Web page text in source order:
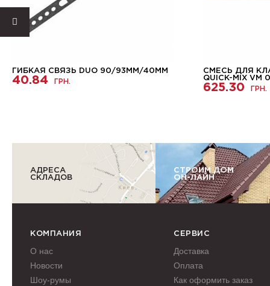
ГИБКАЯ СВЯЗЬ DUO 90/93ММ/40ММ
40.84 ГРН.
СМЕСЬ ДЛЯ
QUICK-MIX VM
625.30 ГРН.
АДРЕСА
СКЛАДОВ
СТРОИМ ДОМ
ОН-ЛАЙН
КОМПАНИЯ
О нас
Новости
Шоу-румы
СЕРВИС
Доставка
Оплата
Как оформить заказ